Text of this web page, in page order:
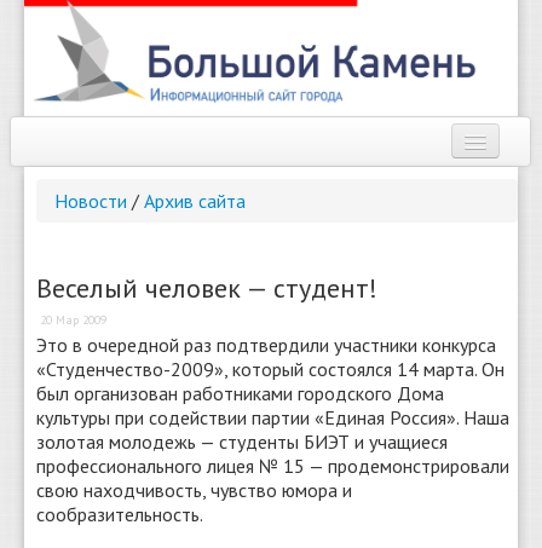
Справочник
Погода
О сайте
Найти
Новости / Архив сайта
Веселый человек — студент!
20 Мар 2009
Это в очередной раз подтвердили участники конкурса
«Студенчество-2009», который состоялся 14 марта. Он
был организован работниками городского Дома
культуры при содействии партии «Единая Россия». Наша
золотая молодежь — студенты БИЭТ и учащиеся
профессионального лицея № 15 — продемонстрировали
свою находчивость, чувство юмора и
сообразительность.